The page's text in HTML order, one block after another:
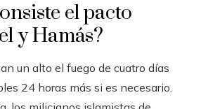
el pacto
y Hamás?
un alto el fuego de cuatro días
24 horas más si es necesario.